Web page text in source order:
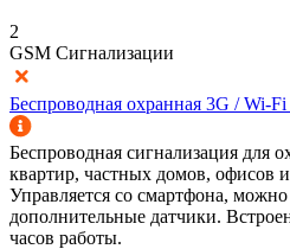
2
GSM Сигнализации
Беспроводная охранная 3G / Wi-
Беспроводная сигнализация для
квартир, частных домов, офисов
Управляется со смартфона,
дополнительные датчики.
часов работы.